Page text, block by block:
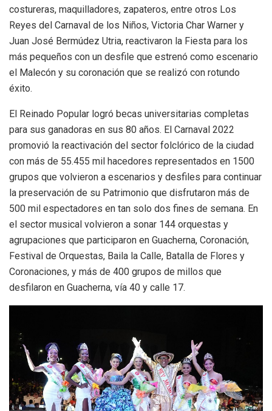
costureras, maquilladores, zapateros, entre otros Los
Reyes del Carnaval de los Niños, Victoria Char Warner y
Juan José Bermúdez Utria, reactivaron la Fiesta para los
más pequeños con un desfile que estrenó como escenario
el Malecón y su coronación que se realizó con rotundo
éxito.
El Reinado Popular logró becas universitarias completas
para sus ganadoras en sus 80 años. El Carnaval 2022
promovió la reactivación del sector folclórico de la ciudad
con más de 55.455 mil hacedores representados en 1500
grupos que volvieron a escenarios y desfiles para continuar
la preservación de su Patrimonio que disfrutaron más de
500 mil espectadores en tan solo dos fines de semana. En
el sector musical volvieron a sonar 144 orquestas y
agrupaciones que participaron en Guacherna, Coronación,
Festival de Orquestas, Baila la Calle, Batalla de Flores y
Coronaciones, y más de 400 grupos de millos que
desfilaron en Guacherna, vía 40 y calle 17.